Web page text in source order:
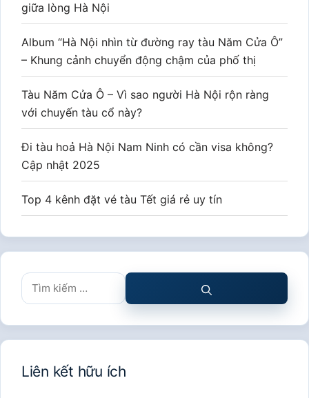
giữa lòng Hà Nội
Album “Hà Nội nhìn từ đường ray tàu Năm Cửa Ô”
– Khung cảnh chuyển động chậm của phố thị
Tàu Năm Cửa Ô – Vì sao người Hà Nội rộn ràng
với chuyến tàu cổ này?
Đi tàu hoả Hà Nội Nam Ninh có cần visa không?
Cập nhật 2025
Top 4 kênh đặt vé tàu Tết giá rẻ uy tín
Tìm
kiếm
Liên kết hữu ích